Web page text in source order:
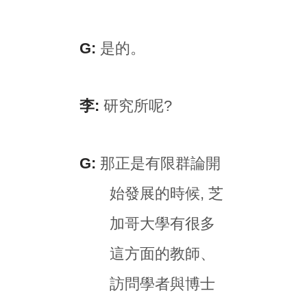
G: 是的。
李: 研究所呢?
G: 那正是有限群論開
始發展的時候, 芝
加哥大學有很多
這方面的教師、
訪問學者與博士